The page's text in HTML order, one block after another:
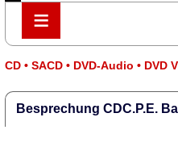
≡
≡
CD • SACD • DVD-Audio • DVD
Besprechung CDC.P.E.